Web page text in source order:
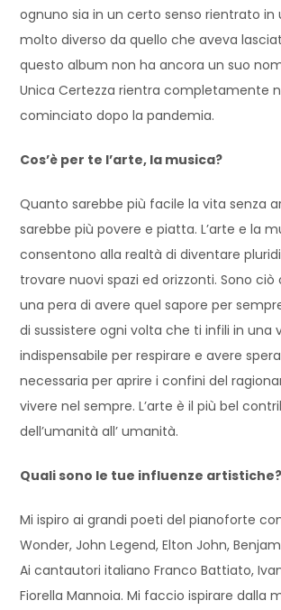
ognuno sia in un certo senso rientrato in
molto diverso da quello che aveva
questo album non ha ancora un suo
Unica Certezza rientra completamente
cominciato dopo la pandemia.
Cos’è per te l’arte, la musica?
Quanto sarebbe più facile la vita senza
sarebbe più povere e piatta. L’arte e la
consentono alla realtà di diventare
trovare nuovi spazi ed orizzonti. Sono
una pera di avere quel sapore per
di sussistere ogni volta che ti infili in una
indispensabile per respirare e avere
necessaria per aprire i confini del
vivere nel sempre. L’arte è il più bel
dell’umanità all’ umanità.
Quali sono le tue influenze artistiche?
Mi ispiro ai grandi poeti del pianoforte
Wonder, John Legend, Elton John,
Ai cantautori italiano Franco Battiato,
Fiorella Mannoia. Mi faccio ispirare dalla